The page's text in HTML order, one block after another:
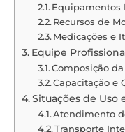
Equipamentos
Recursos de
Medicações e
Equipe
Composição
Capacitação e
Situações de Uso
Atendimento
Transporte